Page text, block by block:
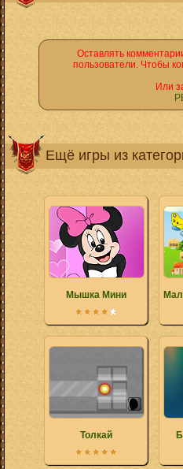
Оставлять
пользователи. Чтобы
Или
Ещё игры из
Мышка Мини
Толкай